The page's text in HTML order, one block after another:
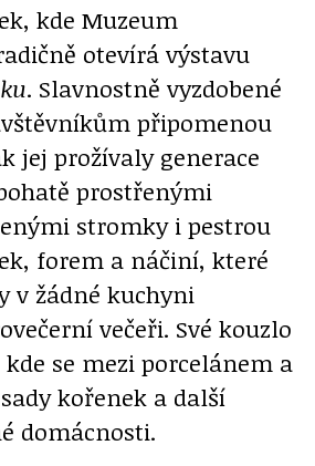
kde Muzeum
otevírá výstavu
. Slavnostně vyzdobené
připomenou
jej prožívaly generace
prostřenými
stromky i pestrou
forem a náčiní, které
v žádné kuchyni
večeři. Své kouzlo
se mezi porcelánem a
kořenek a další
domácnosti.